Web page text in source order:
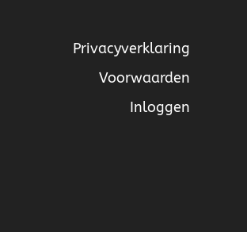
Privacyverklaring
Voorwaarden
Inloggen